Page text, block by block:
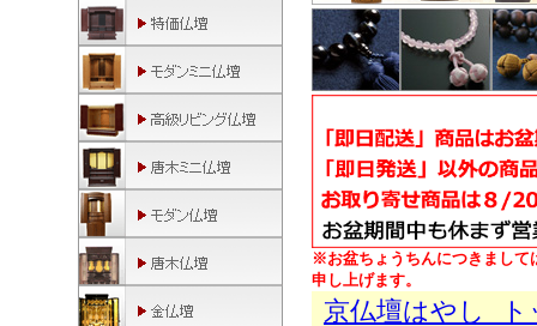
※お盆ちょうちんにつきまして
申し上げます。
京仏壇はやし ト